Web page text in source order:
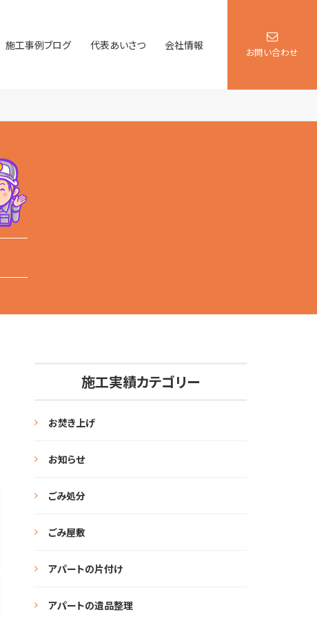
施工事例ブログ 代表あいさつ 会社情報
お問い合わせ
施工実績カテゴリー
お焚き上げ
お知らせ
ごみ処分
ごみ屋敷
アパートの片付け
アパートの遺品整理